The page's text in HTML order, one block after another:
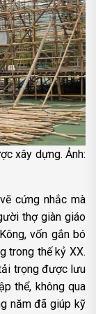
xây dựng. Ảnh:
cứng nhắc mà
thợ giàn giáo
vốn gắn bó
trong thế kỷ XX.
trọng được lưu
thể, không qua
năm đã giúp kỹ